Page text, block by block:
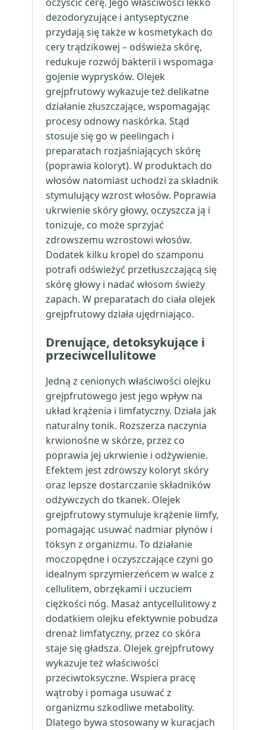
dezodoryzujące i antyseptyczne
przydają się także w kosmetykach do
cery trądzikowej – odświeża skórę,
redukuje rozwój bakterii i wspomaga
gojenie wyprysków. Olejek
grejpfrutowy wykazuje też delikatne
działanie złuszczające, wspomagając
procesy odnowy naskórka. Stąd
stosuje się go w peelingach i
preparatach rozjaśniających skórę
(poprawia koloryt). W produktach do
włosów natomiast uchodzi za składnik
stymulujący wzrost włosów. Poprawia
ukrwienie skóry głowy, oczyszcza ją i
tonizuje, co może sprzyjać
zdrowszemu wzrostowi włosów.
Dodatek kilku kropel do szamponu
potrafi odświeżyć przetłuszczającą się
skórę głowy i nadać włosom świeży
zapach. W preparatach do ciała olejek
grejpfrutowy działa ujędrniająco.
Drenujące, detoksykujące i
przeciwcellulitowe
Jedną z cenionych właściwości olejku
grejpfrutowego jest jego wpływ na
układ krążenia i limfatyczny. Działa jak
naturalny tonik. Rozszerza naczynia
krwionośne w skórze, przez co
poprawia jej ukrwienie i odżywienie.
Efektem jest zdrowszy koloryt skóry
oraz lepsze dostarczanie składników
odżywczych do tkanek. Olejek
grejpfrutowy stymuluje krążenie limfy,
pomagając usuwać nadmiar płynów i
toksyn z organizmu. To działanie
moczopędne i oczyszczające czyni go
idealnym sprzymierzeńcem w walce z
cellulitem, obrzękami i uczuciem
ciężkości nóg. Masaż antycellulitowy z
dodatkiem olejku efektywnie pobudza
drenaż limfatyczny, przez co skóra
staje się gładsza. Olejek grejpfrutowy
wykazuje też właściwości
przeciwtoksyczne. Wspiera pracę
wątroby i pomaga usuwać z
organizmu szkodliwe metabolity.
Dlatego bywa stosowany w kuracjach